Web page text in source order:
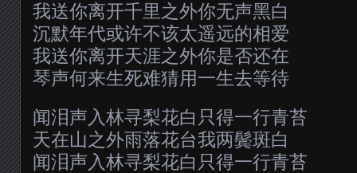
我送你离开千里之外你无声黑白
沉默年代或许不该太遥远的相爱
我送你离开天涯之外你是否还在
琴声何来生死难猜用一生去等待
闻泪声入林寻梨花白只得一行青苔
天在山之外雨落花台我两鬓斑白
闻泪声入林寻梨花白只得一行青苔